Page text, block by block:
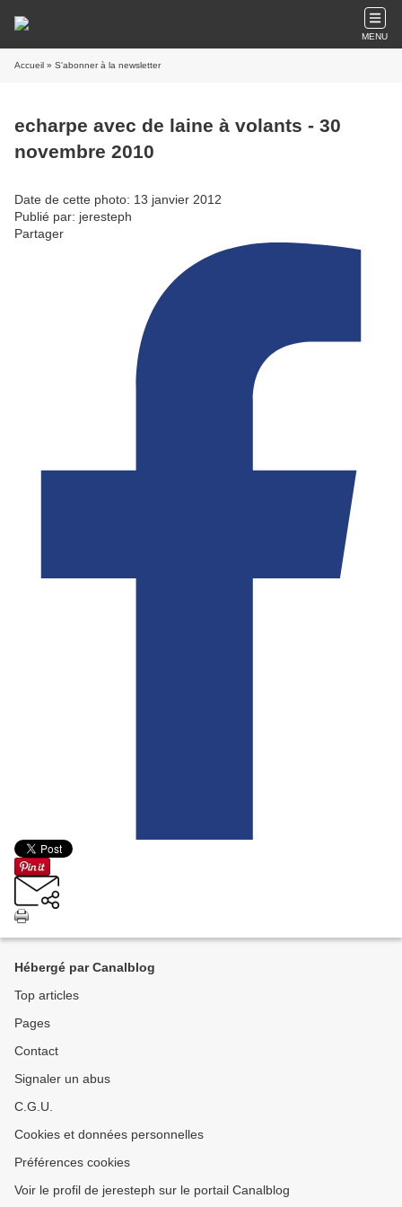
MENU
Accueil » S'abonner à la newsletter
echarpe avec de laine à volants - 30
novembre 2010
Date de cette photo: 13 janvier 2012
Publié par: jeresteph
Partager
Hébergé par Canalblog
Top articles
Pages
Contact
Signaler un abus
C.G.U.
Cookies et données personnelles
Préférences cookies
Voir le profil de jeresteph sur le portail Canalblog